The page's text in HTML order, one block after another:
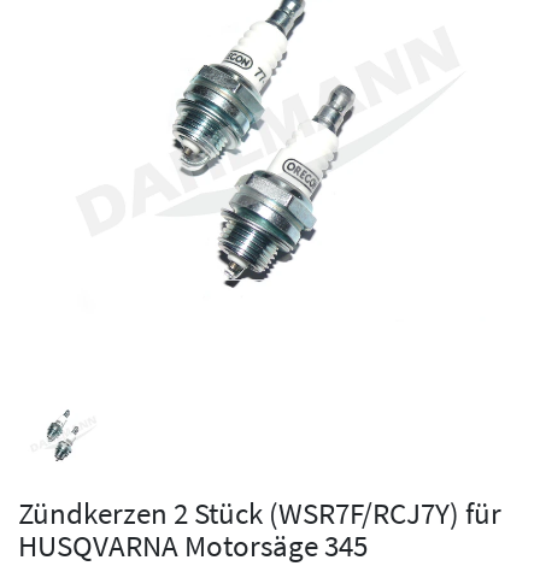
Zündkerzen 2 Stück (WSR7F/RCJ7Y) für
HUSQVARNA Motorsäge 345